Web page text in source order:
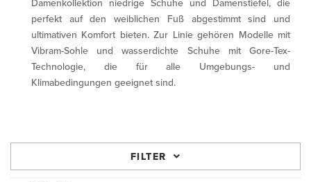
Damenkollektion niedrige Schuhe und Damenstiefel, die
perfekt auf den weiblichen Fuß abgestimmt sind und
ultimativen Komfort bieten. Zur Linie gehören Modelle mit
Vibram-Sohle und wasserdichte Schuhe mit Gore-Tex-
Technologie, die für alle Umgebungs- und
Klimabedingungen geeignet sind.
FILTER